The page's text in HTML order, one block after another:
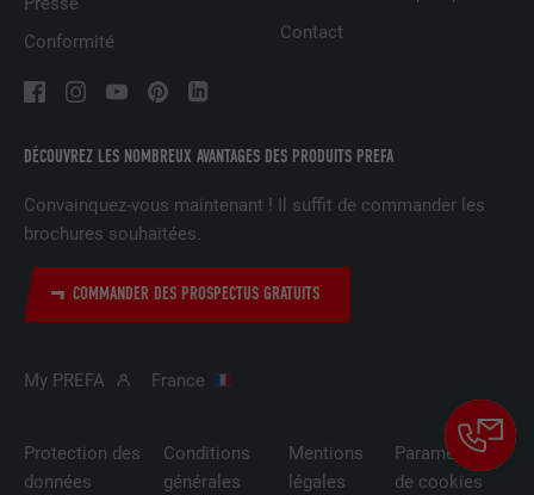
DÉCOUVREZ LES NOMBREUX AVANTAGES DES PRODUITS PREFA
Convainquez-vous maintenant ! Il suffit de commander les
brochures souhaitées.
COMMANDER DES PROSPECTUS GRATUITS
Conformité
Contact
My PREFA France
Protection des
données
Conditions
générales
Mentions
légales
Paramètres
de cookies
Utilisé par LinkedIn lorsqu'un site
nous » intégrée.
FOURNISSEUR
services intégrés.
NOM bscookie